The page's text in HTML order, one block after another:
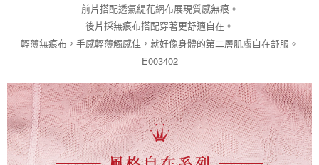
1.分期款項不併入電信帳單，「大哥付你分期」於每月結算日後寄送繳費提
2.透過簡訊連結打開帳單後，可選擇「超商條碼／台灣大直營門市／銀行轉
帳／街口支付／iPASS MONEY」等通路繳費。
1.本服務係由「台灣大哥大股份有限公司」（以下簡稱本公司）所提供，讓
用戶於交易時，得透過本服務購買商品或服務，並由商店將買賣／分期付款
買賣價金債權讓與本公司後，依約使用本公司帳單繳交帳款。
2.基於同意付款使用「大哥付你分期」之契約關係目的，商店將以您的個人
資料（包含姓名、電話或地址）提供予台灣大哥大進項蒐集、處理及利用，
由本公司與您本人進行分期帳單所需資料之確認、核對及更正。
3.完整用戶服務條款，請詳閱以下連結：https://oppay.tw/userRule
【「AFTEE先享後付」結帳流程】
１．於結帳方式選擇「AFTEE先享後付」後，將跳轉至「AFTEE先享後付」
結帳頁面，進行簡訊認證並確認金額後，即可完成結帳。
２．訂單成立數日內，您將收到繳費通知簡訊。
３．收到繳費通知簡訊後14天內，點擊此簡訊中的連結，可透過四大超商／
※ 請注意：結帳手續完成當下不需立刻繳費，但若您需要取消訂單，請聯絡
購買商品的店家。未經商家同意取消之訂單仍視為有效，需透過AFTEE先享
後付繳納相關費用。
※ 交易是否成功請以「AFTEE先享後付 」之結帳頁面顯示為準，若有關於
是否繳費成功／繳費後需取消欲退款等相關疑問，請聯繫「AFTEE先享後付
客戶支援中心」https://netprotections.freshdesk.com/support/home
每筆NT$45，滿NT$2,000(含以上)免運費
每筆NT$45，滿NT$2,000(含以上)免運費
萊爾富取貨付款
每筆NT$45，滿NT$2,000(含以上)免運費
付款後萊爾富取貨
每筆NT$45，滿NT$2,000(含以上)免運費
前片搭配透氣緹花網布展現質感無痕。
後片採無痕布搭配穿著更舒適自在。
輕薄無痕布，手感輕薄觸感佳，就好像身體的第二層肌膚自在舒服。
E003402